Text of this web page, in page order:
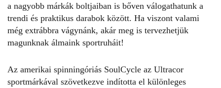
a nagyobb márkák boltjaiban is bőven válogathatunk a
trendi és praktikus darabok között. Ha viszont valami
még extrábbra vágynánk, akár meg is tervezhetjük
magunknak álmaink sportruháit!
Az amerikai spinningóriás SoulCycle az Ultracor
sportmárkával szövetkezve indította el különleges